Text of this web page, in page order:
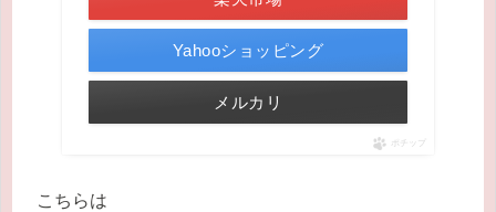
Yahooショッピング
メルカリ
ポチップ
こちらは